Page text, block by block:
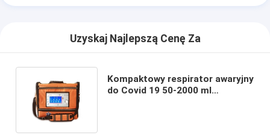
Uzyskaj Najlepszą Cenę Za
Kompaktowy respirator awaryjny
do Covid 19 50-2000 ml